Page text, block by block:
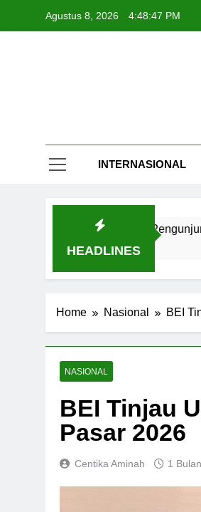
Agustus 8, 2026 4:48:48 PM
INTERNASIONAL
HEADLINES
Dihadiri 5.000 Pengunjung
Home Nasional BEI
NASIONAL
BEI Tinjau
Pasar 2026
Centika Aminah 1